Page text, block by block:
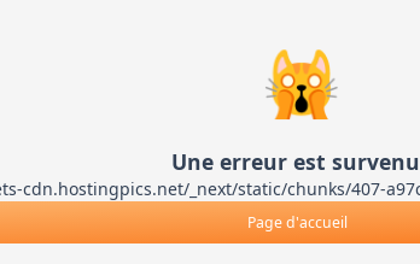
🙀
Une erreur est
cdn.hostingpics.net/_next/static/chunks/407-
Page d'accueil